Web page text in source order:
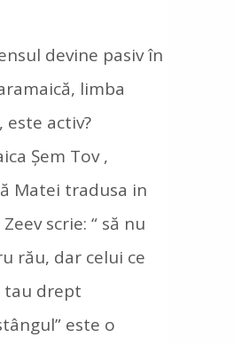
devine pasiv în
limba
este activ?
Şem Tov ,
Matei tradusa in
scrie: “ să nu
rău, dar celui ce
tau drept
este o